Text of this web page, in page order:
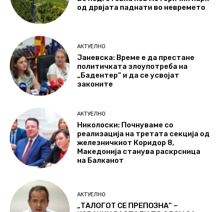
од дрвјата паднати во невремето
АКТУЕЛНО
Јаневска: Време е да престане
политичката злоупотреба на
„Бадентер“ и да се усвојат
законите
АКТУЕЛНО
Николоски: Почнуваме со
реализација на третата секција од
железничкиот Коридор 8,
Македонија станува раскрсница
на Балканот
АКТУЕЛНО
„ТАЛОГОТ СЕ ПРЕПОЗНА“ –